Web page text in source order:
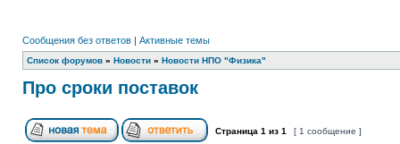
Сообщения без ответов | Активные темы
Список форумов » Новости » Новости НПО "Физика"
Про сроки поставок
Страница 1 из 1 [ 1 сообщение ]